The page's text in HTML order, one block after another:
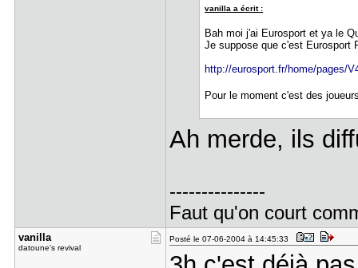
vanilla a écrit :
Bah moi j'ai Eurosport et ya le
Je suppose que c'est Eurosport
http://eurosport.fr/home/pages/
Pour le moment c'est des
Ah merde, ils
---------------
Faut qu'on court
vanilla
datoune's revival
Posté le 07-06-2004 à 14:45:33